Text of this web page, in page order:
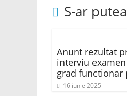
S-ar
Anunt rezultat
interviu
grad functionar
16 iunie 2025